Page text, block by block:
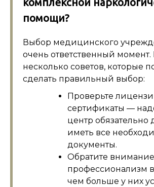
комплексной
помощи?
Выбор медицинского
очень ответственный момент.
несколько советов, которые
сделать правильный выбор:
Проверьте
сертификаты —
центр обязательно
иметь все
документы.
Обратите
профессионализм
чем больше у них